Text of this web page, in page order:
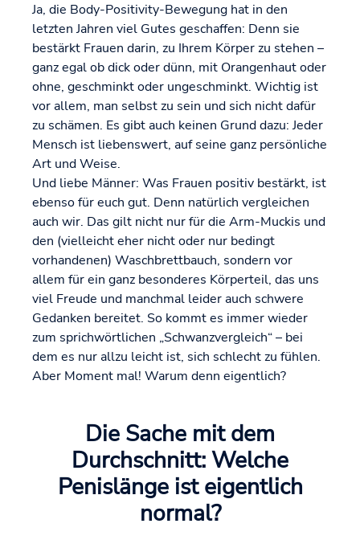
Ja, die Body-Positivity-Bewegung hat in den
letzten Jahren viel Gutes geschaffen: Denn sie
bestärkt Frauen darin, zu Ihrem Körper zu stehen –
ganz egal ob dick oder dünn, mit Orangenhaut oder
ohne, geschminkt oder ungeschminkt. Wichtig ist
vor allem, man selbst zu sein und sich nicht dafür
zu schämen. Es gibt auch keinen Grund dazu: Jeder
Mensch ist liebenswert, auf seine ganz persönliche
Art und Weise.
Und liebe Männer: Was Frauen positiv bestärkt, ist
ebenso für euch gut. Denn natürlich vergleichen
auch wir. Das gilt nicht nur für die Arm-Muckis und
den (vielleicht eher nicht oder nur bedingt
vorhandenen) Waschbrettbauch, sondern vor
allem für ein ganz besonderes Körperteil, das uns
viel Freude und manchmal leider auch schwere
Gedanken bereitet. So kommt es immer wieder
zum sprichwörtlichen „Schwanzvergleich“ – bei
dem es nur allzu leicht ist, sich schlecht zu fühlen.
Aber Moment mal! Warum denn eigentlich?
Die Sache mit dem
Durchschnitt: Welche
Penislänge ist eigentlich
normal?